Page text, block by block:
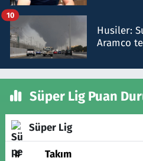
Husiler:
Aramco
10
Süper Lig Puan
Süper Lig
# Takım